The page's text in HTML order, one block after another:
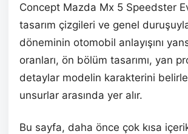
Concept Mazda Mx 5 Speedster
tasarım çizgileri ve genel
döneminin otomobil anlayışını
oranları, ön bölüm tasarımı, yan
detaylar modelin karakterini
unsurlar arasında yer alır.
Bu sayfa, daha önce çok kısa